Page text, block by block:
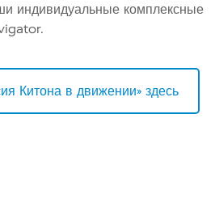
индивидуальные комплексные
Китона в движении» здесь